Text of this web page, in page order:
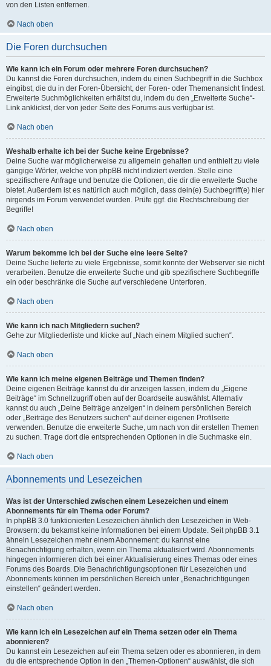
von den Listen entfernen.
Nach oben
Die Foren durchsuchen
Wie kann ich ein Forum oder mehrere Foren durchsuchen?
Du kannst die Foren durchsuchen, indem du einen Suchbegriff in die Suchbox
eingibst, die du in der Foren-Übersicht, der Foren- oder Themenansicht findest.
Erweiterte Suchmöglichkeiten erhältst du, indem du den „Erweiterte Suche“-
Link anklickst, der von jeder Seite des Forums aus verfügbar ist.
Nach oben
Weshalb erhalte ich bei der Suche keine Ergebnisse?
Deine Suche war möglicherweise zu allgemein gehalten und enthielt zu viele
gängige Wörter, welche von phpBB nicht indiziert werden. Stelle eine
spezifischere Anfrage und benutze die Optionen, die dir die erweiterte Suche
bietet. Außerdem ist es natürlich auch möglich, dass dein(e) Suchbegriff(e) hier
nirgends im Forum verwendet wurden. Prüfe ggf. die Rechtschreibung der
Begriffe!
Nach oben
Warum bekomme ich bei der Suche eine leere Seite?
Deine Suche lieferte zu viele Ergebnisse, somit konnte der Webserver sie nicht
verarbeiten. Benutze die erweiterte Suche und gib spezifischere Suchbegriffe
ein oder beschränke die Suche auf verschiedene Unterforen.
Nach oben
Wie kann ich nach Mitgliedern suchen?
Gehe zur Mitgliederliste und klicke auf „Nach einem Mitglied suchen“.
Nach oben
Wie kann ich meine eigenen Beiträge und Themen finden?
Deine eigenen Beiträge kannst du dir anzeigen lassen, indem du „Eigene
Beiträge“ im Schnellzugriff oben auf der Boardseite auswählst. Alternativ
kannst du auch „Deine Beiträge anzeigen“ in deinem persönlichen Bereich
oder „Beiträge des Benutzers suchen“ auf deiner eigenen Profilseite
verwenden. Benutze die erweiterte Suche, um nach von dir erstellen Themen
zu suchen. Trage dort die entsprechenden Optionen in die Suchmaske ein.
Nach oben
Abonnements und Lesezeichen
Was ist der Unterschied zwischen einem Lesezeichen und einem
Abonnements für ein Thema oder Forum?
In phpBB 3.0 funktionierten Lesezeichen ähnlich den Lesezeichen in Web-
Browsern: du bekamst keine Informationen bei einem Update. Seit phpBB 3.1
ähneln Lesezeichen mehr einem Abonnement: du kannst eine
Benachrichtigung erhalten, wenn ein Thema aktualisiert wird. Abonnements
hingegen informieren dich bei einer Aktualisierung eines Themas oder eines
Forums des Boards. Die Benachrichtigungsoptionen für Lesezeichen und
Abonnements können im persönlichen Bereich unter „Benachrichtigungen
einstellen“ geändert werden.
Nach oben
Wie kann ich ein Lesezeichen auf ein Thema setzen oder ein Thema
abonnieren?
Du kannst ein Lesezeichen auf ein Thema setzen oder es abonnieren, in dem
du die entsprechende Option in den „Themen-Optionen“ auswählst, die sich